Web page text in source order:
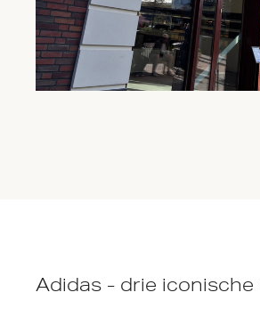
Adidas - drie iconische